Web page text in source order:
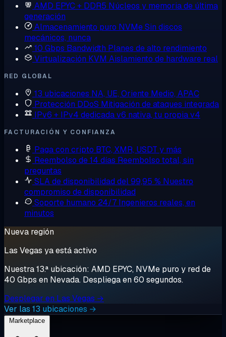
AMD EPYC + DDR5 Núcleos y memoria de última
generación
Almacenamiento puro NVMeSin discos
mecánicos, nunca
10 Gbps Bandwidth Planes de alto rendimiento
Virtualización KVM Aislamiento de hardware real
RED GLOBAL
13 ubicaciones NA, UE, Oriente Medio, APAC
Protección DDoS Mitigación de ataques integrada
IPv6 + IPv4 dedicadav6 nativa, tu propia v4
FACTURACIÓN Y CONFIANZA
Paga con cripto BTC, XMR, USDT y más
Reembolso de 14 días Reembolso total, sin
preguntas
SLA de disponibilidad del 99,95 % Nuestro
compromiso de disponibilidad
Soporte humano 24/7 Ingenieros reales, en
minutos
Nueva región
Las Vegas ya está activo
Nuestra 13.ª ubicación: AMD EPYC, NVMe puro y red de
40 Gbps en Nevada. Despliega en 60 segundos.
Desplegar en Las Vegas →
Ver las 13 ubicaciones →